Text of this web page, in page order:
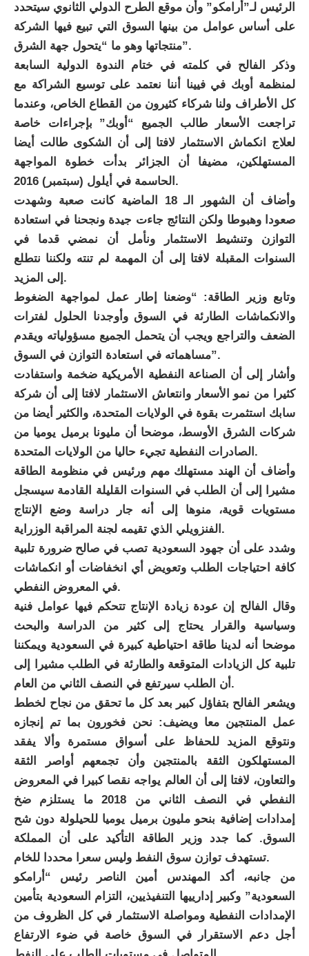
الرئيس لـ”أرامكو” وأن موقع الطرح الدولي الثانوي سيتحدد
على أساس عوامل من بينها السوق التي تبيع فيها الشركة
منتجاتها وهو ما “يتحول جهة الشرق”.
وذكر الفالح في كلمته في ختام الندوة الدولية السابعة
لمنظمة أوبك في فيينا أننا نعتمد على توسيع الشراكة مع
كل الأطراف ولنا شركاء كثيرون من القطاع الخاص، وعندما
تراجعت الأسعار طالب الجميع “أوبك” بإجراءات خاصة
لعلاج انكماش الاستثمار لافتا إلى أن الشكوى طالت أيضا
المستهلكين، مضيفا أن الجزائر بدأت خطوة المواجهة
الحاسمة في أيلول (سبتمبر) 2016.
وأضاف أن الشهور الـ 18 الماضية كانت صعبة وشهدت
صعودا وهبوطا ولكن النتائج جاءت جيدة ونجحنا في استعادة
التوازن وتنشيط الاستثمار ونأمل أن نمضي قدما في
السنوات المقبلة لافتا إلى أن المهمة لم تنته ولكننا نتطلع
إلى المزيد.
وتابع وزير الطاقة: “وضعنا إطار عمل لمواجهة الضغوط
والانكماشات الطارئة في السوق وأوجدنا الحلول لفترات
الضعف والتراجع ويجب أن يتحمل الجميع مسؤولياته ويقدم
مساهماته في استعادة التوازن في السوق”.
وأشار إلى أن الصناعة النفطية الأمريكية ضخمة واستفادت
كثيرا من نمو الأسعار وانتعاش الاستثمار لافتا إلى أن شركة
سابك استثمرت بقوة في الولايات المتحدة، والكثير أيضا من
شركات الشرق الأوسط، موضحا أن مليونا برميل يوميا من
الصادرات النفطية تجيء حاليا من الولايات المتحدة.
وأضاف أن الهند مستهلك مهم ورئيس في منظومة الطاقة
مشيرا إلى أن الطلب في السنوات القليلة القادمة سيسجل
مستويات قوية، منوها إلى أنه جار دراسة وضع الإنتاج
الفنزويلي الذي تقيمه لجنة المراقبة الوزراية.
وشدد على أن جهود السعودية تصب في صالح ضرورة تلبية
كافة احتياجات الطلب وتعويض أي انخفاضات أو انكماشات
في المعروض النفطي.
وقال الفالح إن عودة زيادة الإنتاج تتحكم فيها عوامل فنية
وسياسية والقرار يحتاج إلى كثير من الدراسة والبحث
موضحا أنه لدينا طاقة احتياطية كبيرة في السعودية ويمكننا
تلبية كل الزيادات المتوقعة والطارئة في الطلب مشيرا إلى
أن الطلب سيرتفع في النصف الثاني من العام.
ويشعر الفالح بتفاؤل كبير بعد كل ما تحقق من نجاح لخطط
عمل المنتجين معا ويضيف: نحن فخورون بما تم إنجازه
ونتوقع المزيد للحفاظ على أسواق مستمرة وألا يفقد
المستهلكون الثقة بالمنتجين وأن تجمعهم أواصر الثقة
والتعاون، لافتا إلى أن العالم يواجه نقصا كبيرا في المعروض
النفطي في النصف الثاني من 2018 ما يستلزم ضخ
إمدادات إضافية بنحو مليون برميل يوميا للحيلولة دون شح
السوق. كما جدد وزير الطاقة التأكيد على أن المملكة
تستهدف توازن سوق النفط وليس سعرا محددا للخام.
من جانبه، أكد المهندس أمين الناصر رئيس “أرامكو
السعودية” وكبير إدارييها التنفيذيين، التزام السعودية بتأمين
الإمدادات النفطية ومواصلة الاستثمار في كل الظروف من
أجل دعم الاستقرار في السوق خاصة في ضوء الارتفاع